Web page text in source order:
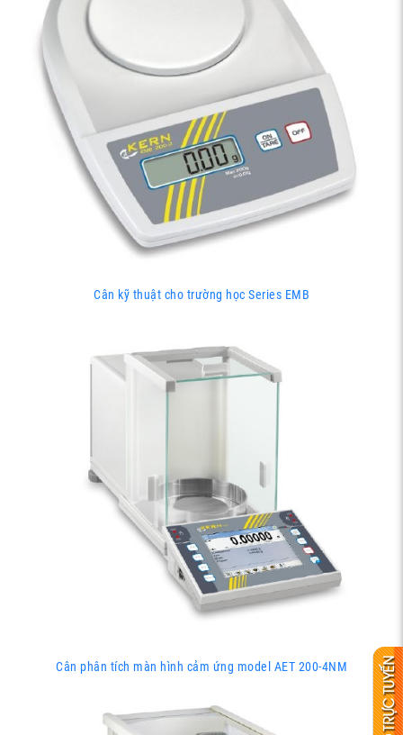
Cân kỹ thuật cho trường học Series EMB
Cân phân tích màn hình cảm ứng model AET 200-4NM